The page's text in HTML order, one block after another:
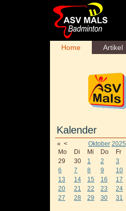
Home Artikel
Kalender
« < Oktober 2025
Mo
Di Mi Do Fr
29
30 1 2 3
6
7 8 9 10
13
14 15 16 17
20
21 22 23 24
27
28 29 30 31